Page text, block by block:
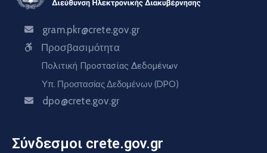
gram.pkr@crete.gov.gr
Προσβασιμότητα
Πολιτική Προστασίας Δεδομένων
Υπ. Προστασίας Δεδομένων (DPO)
dpo@crete.gov.gr
Σύνδεσμοι crete.gov.gr